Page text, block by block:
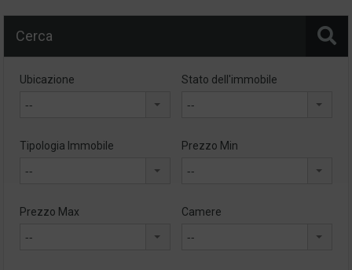
Cerca
Ubicazione
--
Stato dell'immobile
--
Tipologia Immobile
--
Prezzo Min
--
Prezzo Max
--
Camere
--